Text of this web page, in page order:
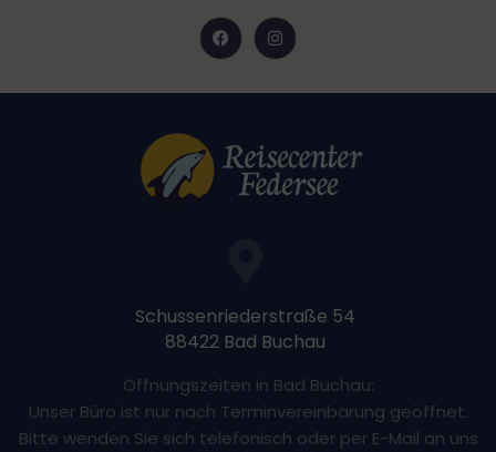
Schussenriederstraße 54
88422 Bad Buchau
Öffnungszeiten in Bad Buchau:
Unser Büro ist nur nach Terminvereinbarung geöffnet.
Bitte wenden Sie sich telefonisch oder per E-Mail an uns